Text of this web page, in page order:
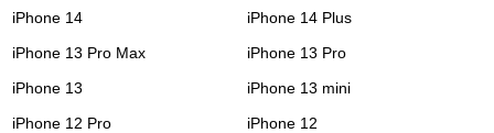
iPhone 14
iPhone 14 Plus
iPhone 13 Pro Max
iPhone 13 Pro
iPhone 13
iPhone 13 mini
iPhone 12 Pro
iPhone 12